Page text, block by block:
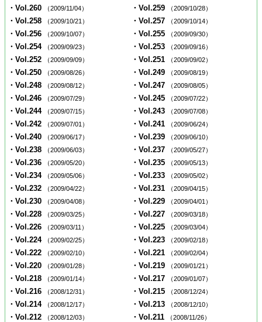
・Vol.260 （2009/11/04） ・Vol.259 （2009/10/28）
・Vol.258 （2009/10/21） ・Vol.257 （2009/10/14）
・Vol.256 （2009/10/07） ・Vol.255 （2009/09/30）
・Vol.254 （2009/09/23） ・Vol.253 （2009/09/16）
・Vol.252 （2009/09/09） ・Vol.251 （2009/09/02）
・Vol.250 （2009/08/26） ・Vol.249 （2009/08/19）
・Vol.248 （2009/08/12） ・Vol.247 （2009/08/05）
・Vol.246 （2009/07/29） ・Vol.245 （2009/07/22）
・Vol.244 （2009/07/15） ・Vol.243 （2009/07/08）
・Vol.242 （2009/07/01） ・Vol.241 （2009/06/24）
・Vol.240 （2009/06/17） ・Vol.239 （2009/06/10）
・Vol.238 （2009/06/03） ・Vol.237 （2009/05/27）
・Vol.236 （2009/05/20） ・Vol.235 （2009/05/13）
・Vol.234 （2009/05/06） ・Vol.233 （2009/05/02）
・Vol.232 （2009/04/22） ・Vol.231 （2009/04/15）
・Vol.230 （2009/04/08） ・Vol.229 （2009/04/01）
・Vol.228 （2009/03/25） ・Vol.227 （2009/03/18）
・Vol.226 （2009/03/11） ・Vol.225 （2009/03/04）
・Vol.224 （2009/02/25） ・Vol.223 （2009/02/18）
・Vol.222 （2009/02/10） ・Vol.221 （2009/02/04）
・Vol.220 （2009/01/28） ・Vol.219 （2009/01/21）
・Vol.218 （2009/01/14） ・Vol.217 （2009/01/07）
・Vol.216 （2008/12/31） ・Vol.215 （2008/12/24）
・Vol.214 （2008/12/17） ・Vol.213 （2008/12/10）
・Vol.212 （2008/12/03） ・Vol.211 （2008/11/26）